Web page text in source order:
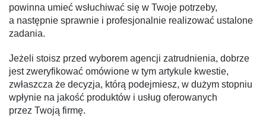
powinna umieć wsłuchiwać się w Twoje potrzeby,
a następnie sprawnie i profesjonalnie realizować ustalone
zadania.
Jeżeli stoisz przed wyborem agencji zatrudnienia, dobrze
jest zweryfikować omówione w tym artykule kwestie,
zwłaszcza że decyzja, którą podejmiesz, w dużym stopniu
wpłynie na jakość produktów i usług oferowanych
przez Twoją firmę.